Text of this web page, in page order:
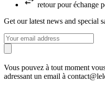
retour pour échange
Get our latest news and special
Vous pouvez à tout moment
adressant un email à